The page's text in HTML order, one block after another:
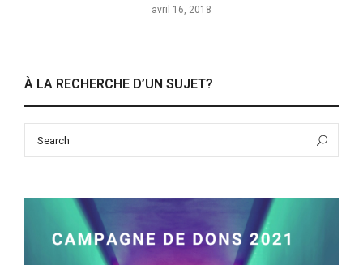
avril 16, 2018
À LA RECHERCHE D’UN SUJET?